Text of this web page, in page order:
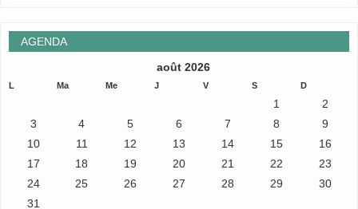
AGENDA
août 2026
L Ma Me J V S D
1
2
3
4 5 6 7 8
9
10
11 12 13 14 15
16
17
18 19 20 21 22
23
24
25 26 27 28 29
30
31